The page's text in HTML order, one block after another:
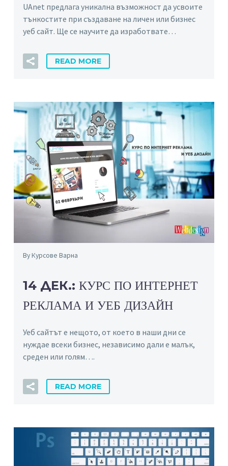
UAnet предлага уникална възможност да усвоите
тънкостите при създаване на личен или бизнес
уеб сайт. Щe ce нayчитe дa изpaбoтвaтe…
READ MORE
By Курсове Варна
14 ДЕК.: КУРС ПО ИНТЕРНЕТ
РЕКЛАМА И УЕБ ДИЗАЙН
Уеб сайтът е нещото, от което в наши дни се
нуждае всеки бизнес, независимо дали е малък,
среден или голям….
READ MORE